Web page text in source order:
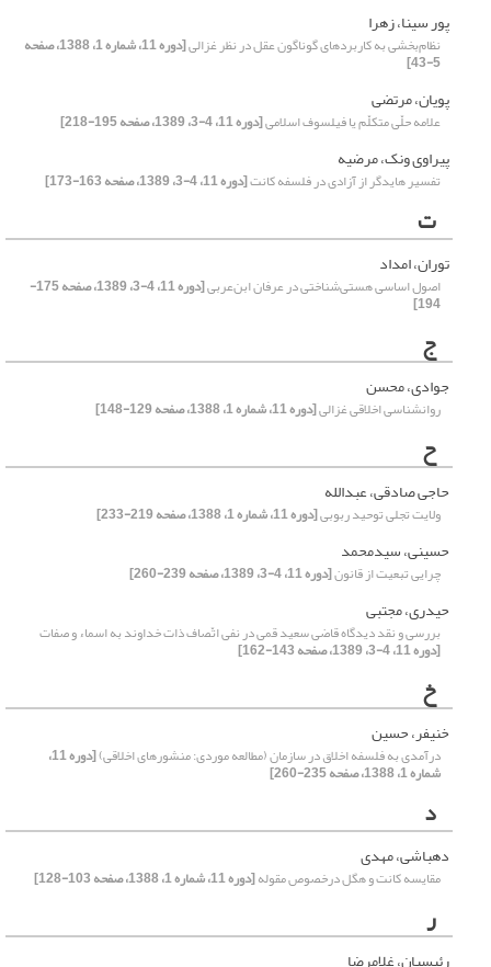
پور سینا، زهرا
نظام‌بخشی به کاربردهای گوناگون عقل در نظر غزالی [دوره 11، شماره 1، 1388، صفحه
5-43]
پویان، مرتضی
علامه حلّی متکلّم یا فیلسوف اسلامی[دوره 11، 4-3، 1389، صفحه 195-218]
پیراوی ونک، مرضیه
تفسیر‌ هایدگر از آزادی در فلسفه کانت[دوره 11، 4-3، 1389، صفحه 163-173]
ت
توران، امداد
اصول اساسی هستی‌شناختی در عرفان ابن‌عربی [دوره 11، 4-3، 1389، صفحه 175-
194]
ج
جوادی، محسن
روانشناسی اخلاقی غزالی[دوره 11، شماره 1، 1388، صفحه 129-148]
ح
حاجی صادقی، عبدالله
ولایت تجلی توحید ربوبی‏[دوره 11، شماره 1، 1388، صفحه 219-233]
حسینی، سیدمحمد
چرایی تبعیت از قانون[دوره 11، 4-3، 1389، صفحه 239-260]
حیدری، مجتبی
بررسی و نقد دیدگاه قاضی سعید قمی‌ در نفی اتّصاف ذات خداوند به اسماء و صفات
[دوره 11، 4-3، 1389، صفحه 143-162]
خ
خنیفر، حسین
درآمدی به فلسفه اخلاق در سازمان (مطالعه موردی: منشورهای اخلاقی) [دوره 11،
شماره 1، 1388، صفحه 235-260]
د
دهباشی، مهدی
مقایسه کانت و هگل درخصوص مقوله[دوره 11، شماره 1، 1388، صفحه 103-128]
ر
رئیسیان، غلامرضا